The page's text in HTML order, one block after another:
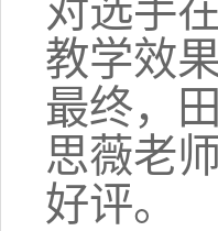
对选手
教学效
最终，
思薇老
好评。